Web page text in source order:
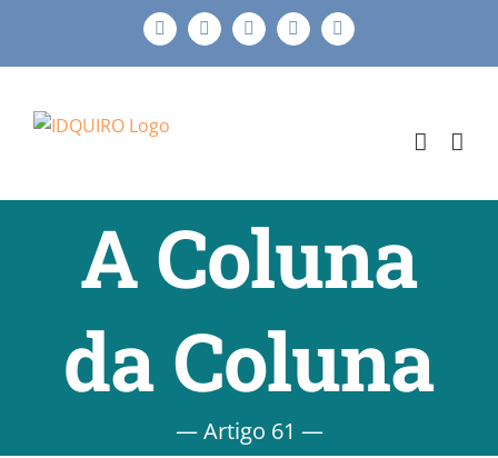
o
FacebookInstagram
X LinkedIn
E-
A Coluna
da Coluna
— Artigo 61 —